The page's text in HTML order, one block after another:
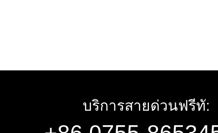
บริการสายด่วนฟรีทั: